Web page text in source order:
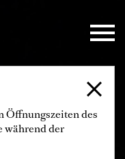
Öffnungszeiten des
während der